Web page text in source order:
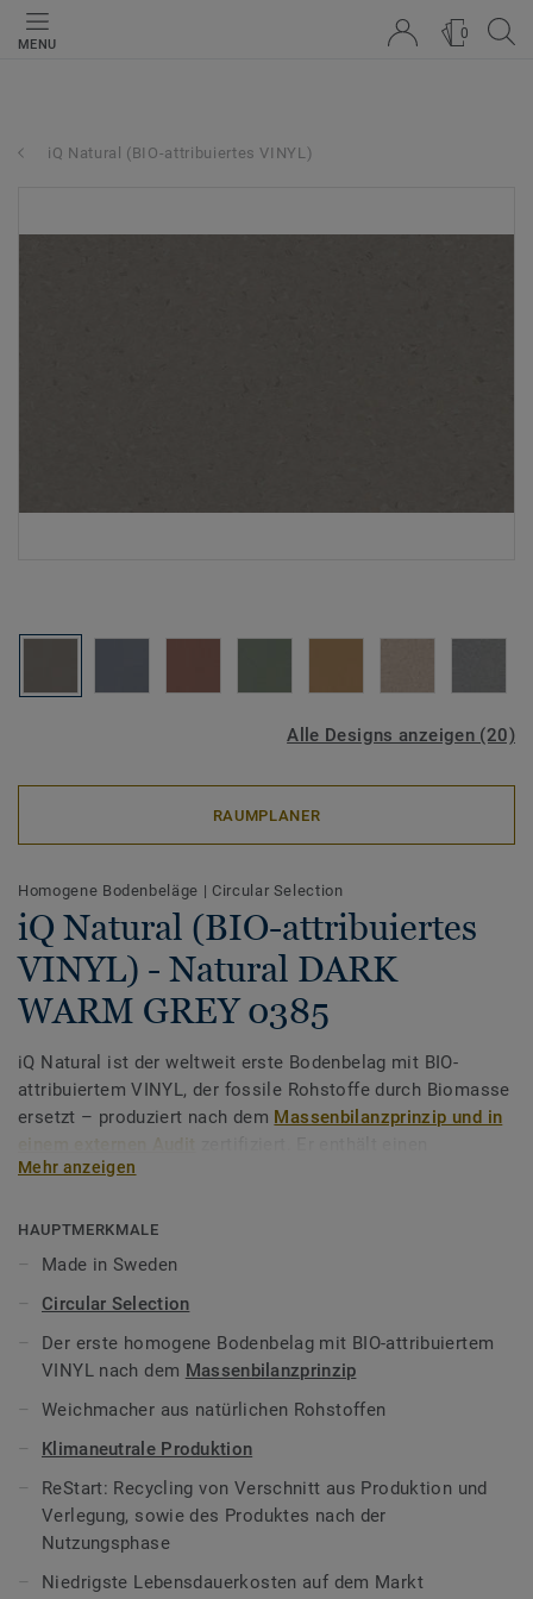
MENU
0
iQ Natural (BIO-attribuiertes VINYL)
Alle Designs anzeigen (20)
RAUMPLANER
Homogene Bodenbeläge | Circular Selection
iQ Natural (BIO-attribuiertes
VINYL) - Natural DARK
WARM GREY 0385
iQ Natural ist der weltweit erste Bodenbelag mit BIO-
attribuiertem VINYL, der fossile Rohstoffe durch Biomasse
ersetzt – produziert nach dem Massenbilanzprinzip und in
einem externen Audit
natürlichen, phthalatfreien Weichmacher auf der Basis
elastischen Bodenbelägen mit dem geringsten CO2-
Fußabdruck auf dem Markt gehört. Über den gesamten
Produktlebenszyklus hinweg bietet das Produkt eine
Lösung, die Treibhausgasemissionen um mehr als -60 % im
Vergleich zu einem durchschnittlichen homogenen
Vinylbodenbelag auf fossiler Basis* reduziert.
Krankenhaus (z.B.im Operationssaal) und der Forschung
gefragt, wo es um den Einsatz in sensiblen Bereichen mit
absoluter Hygiene ankommt. Die strapazierfähige
Oberfläche ist für Schwerlast geeignet, pflegeleicht und
Mehr anzeigen
HAUPTMERKMALE
Made in Sweden
Circular Selection
Der erste homogene Bodenbelag mit BIO-attribuiertem
VINYL nach dem Massenbilanzprinzip
Weichmacher aus natürlichen Rohstoffen
Klimaneutrale Produktion
ReStart: Recycling von Verschnitt aus Produktion und
Verlegung, sowie des Produktes nach der
Nutzungsphase
Niedrigste Lebensdauerkosten auf dem Markt